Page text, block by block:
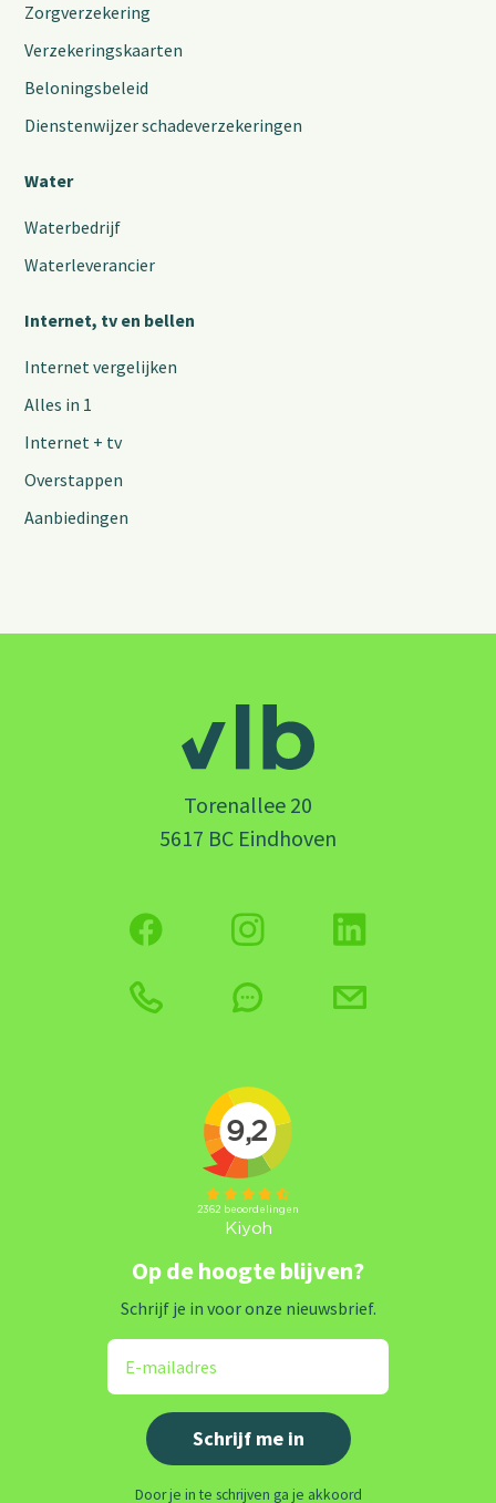
Zorgverzekering
Verzekeringskaarten
Beloningsbeleid
Dienstenwijzer schadeverzekeringen
Water
Waterbedrijf
Waterleverancier
Internet, tv en bellen
Internet vergelijken
Alles in 1
Internet + tv
Overstappen
Aanbiedingen
Torenallee 20
5617 BC Eindhoven
Op de hoogte blijven?
Schrijf je in voor onze nieuwsbrief.
Door je in te schrijven ga je akkoord